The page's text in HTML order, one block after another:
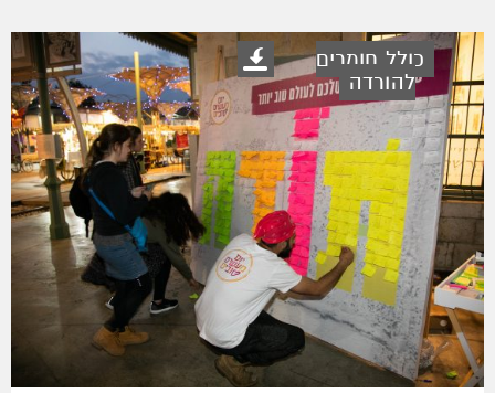
כולל חומרים
להורדה